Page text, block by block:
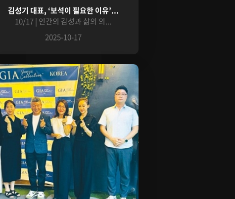
김성기 대표, ‘보석이 필요한 이유’...
10/17 | 인간의 감성과 삶의 의...
2025-10-17